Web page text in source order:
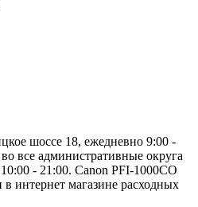
шоссе 18, ежедневно 9:00 -
все административные округа
- 21:00. Canon PFI-1000CO
интернет магазине расходных